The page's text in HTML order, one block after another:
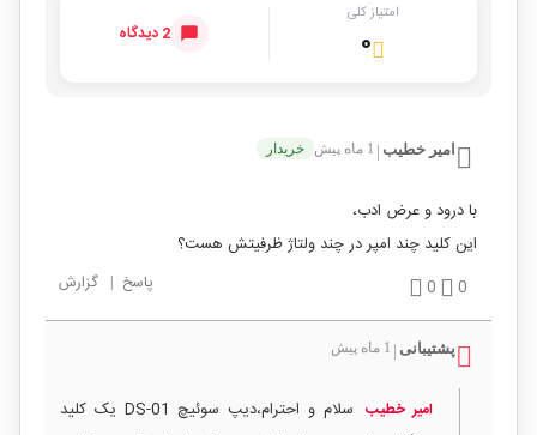
امتیاز کلی
۰ 2 دیدگاه
امیر خطیب | 1 ماه پیش خریدار
با درود و عرض ادب،
این کلید چند امپر در چند ولتاژ ظرفیتش هست؟
0
0 پاسخ | گزارش
پشتیبانی | 1 ماه پیش
امیر خطیب
سلام و احترام،دیپ سوئیچ DS-01 یک کلید